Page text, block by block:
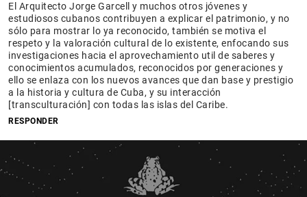
El Arquitecto Jorge Garcell y muchos otros jóvenes y
estudiosos cubanos contribuyen a explicar el patrimonio, y no
sólo para mostrar lo ya reconocido, también se motiva el
respeto y la valoración cultural de lo existente, enfocando sus
investigaciones hacia el aprovechamiento util de saberes y
conocimientos acumulados, reconocidos por generaciones y
ello se enlaza con los nuevos avances que dan base y prestigio
a la historia y cultura de Cuba, y su interacción
[transculturación] con todas las islas del Caribe.
RESPONDER